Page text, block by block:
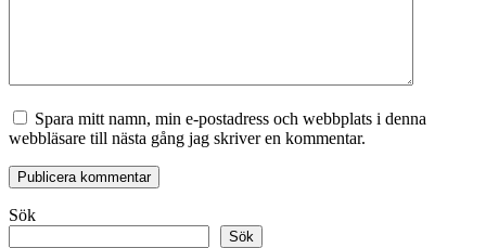
Spara mitt namn, min e-postadress och webbplats i denna
webbläsare till nästa gång jag skriver en kommentar.
Sök
Sök